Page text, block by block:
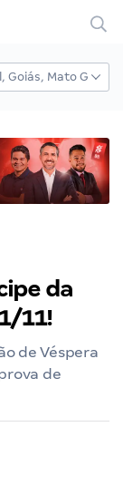
da
11!
de Véspera
de